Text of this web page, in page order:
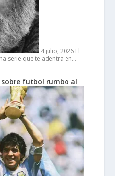
4 julio, 2026 El
serie que te adentra en…
sobre futbol rumbo al